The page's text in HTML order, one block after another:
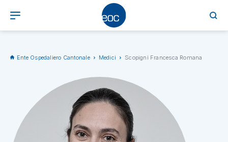
Ente Ospedaliero Cantonale Medici Scopigni Francesca Romana